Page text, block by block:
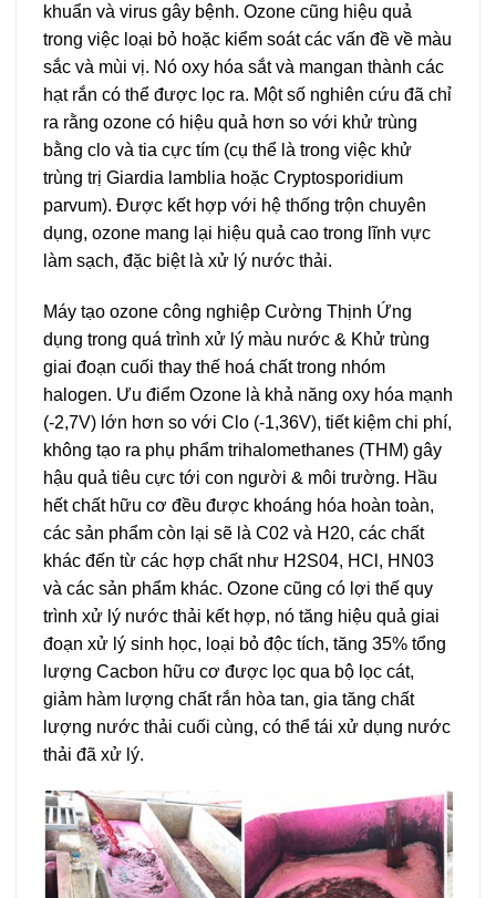
khuẩn và virus gây bệnh. Ozone cũng hiệu quả
trong việc loại bỏ hoặc kiểm soát các vấn đề về màu
sắc và mùi vị. Nó oxy hóa sắt và mangan thành các
hạt rắn có thể được lọc ra. Một số nghiên cứu đã chỉ
ra rằng ozone có hiệu quả hơn so với khử trùng
bằng clo và tia cực tím (cụ thể là trong việc khử
trùng trị Giardia lamblia hoặc Cryptosporidium
parvum). Được kết hợp với hệ thống trộn chuyên
dụng, ozone mang lại hiệu quả cao trong lĩnh vực
làm sạch, đặc biệt là xử lý nước thải.
Máy tạo ozone công nghiệp Cường Thịnh Ứng
dụng trong quá trình xử lý màu nước & Khử trùng
giai đoạn cuối thay thế hoá chất trong nhóm
halogen. Ưu điểm Ozone là khả năng oxy hóa mạnh
(-2,7V) lớn hơn so với Clo (-1,36V), tiết kiệm chi phí,
không tạo ra phụ phẩm trihalomethanes (THM) gây
hậu quả tiêu cực tới con người & môi trường. Hầu
hết chất hữu cơ đều được khoáng hóa hoàn toàn,
các sản phẩm còn lại sẽ là C02 và H20, các chất
khác đến từ các hợp chất như H2S04, HCl, HN03
và các sản phẩm khác. Ozone cũng có lợi thế quy
trình xử lý nước thải kết hợp, nó tăng hiệu quả giai
đoạn xử lý sinh học, loại bỏ độc tích, tăng 35% tổng
lượng Cacbon hữu cơ được lọc qua bộ lọc cát,
giảm hàm lượng chất rắn hòa tan, gia tăng chất
lượng nước thải cuối cùng, có thể tái xử dụng nước
thải đã xử lý.